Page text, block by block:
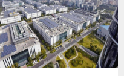
emekli aylığı 16 bin 881
TL’ye yükseldi. Peki, zamlı
emekli aylıkları ne zaman
hesaplara yatacak?